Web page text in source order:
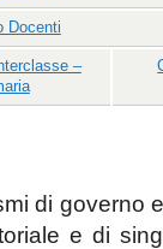
Docenti
–
di governo
e di